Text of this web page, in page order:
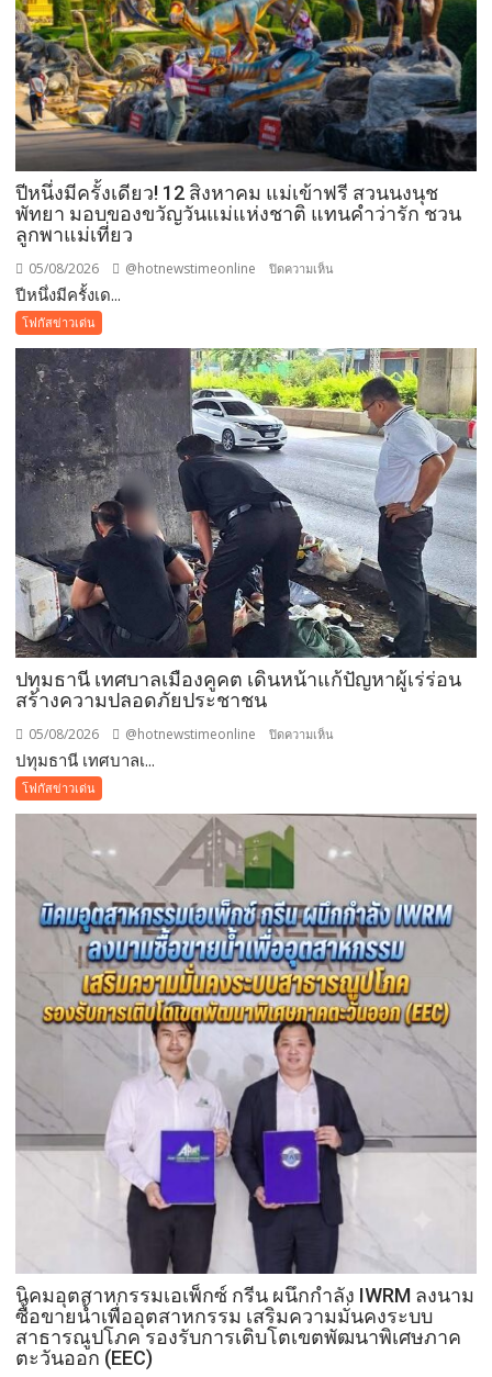
ปีหนึ่งมีครั้งเดียว! 12 สิงหาคม แม่เข้าฟรี สวนนงนุช
พัทยา มอบของขวัญวันแม่แห่งชาติ แทนคำว่ารัก ชวน
ลูกพาแม่เที่ยว
05/08/2026 @hotnewstimeonline ปิดความเห็น
ครั้ง
เดียว!
12
สิงหาคม
แม่
เข้า
ฟรี
สวน
นงนุช
พัทยา
มอบ
ของ
ขวัญ
วัน
ว่า
รัก
พา
แม่
เที่ยว
ปีหนึ่งมีครั้งเด...
โฟกัสข่าวเด่น
ปทุมธานี เทศบาลเมืองคูคต เดินหน้าแก้ปัญหาผู้เร่ร่อน
สร้างความปลอดภัยประชาชน
05/08/2026 @hotnewstimeonline ปิดความเห็น
คูคต
เดิน
แก้
ปัญหา
ผู้
เร่ร่อน
สร้าง
ความ
ปทุมธานี เทศบาลเ...
โฟกัสข่าวเด่น
นิคมอุตสาหกรรมเอเพ็กซ์ กรีน ผนึกกำลัง IWRM ลงนาม
ซื้อขายน้ำเพื่ออุตสาหกรรม เสริมความมั่นคงระบบ
สาธารณูปโภค รองรับการเติบโตเขตพัฒนาพิเศษภาค
ตะวันออก (EEC)